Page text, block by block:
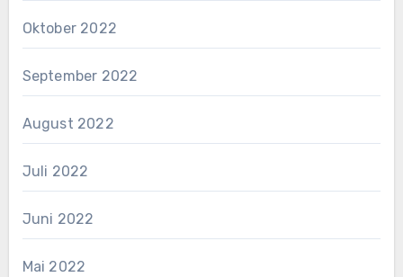
Oktober 2022
September 2022
August 2022
Juli 2022
Juni 2022
Mai 2022